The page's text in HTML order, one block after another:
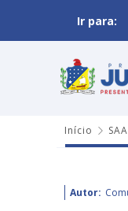
Ir para:
Início
Autor: